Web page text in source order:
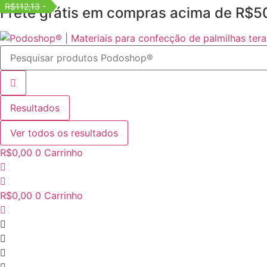
Ir
o
conteúdo
Frete grátis em compras acima de
Resultados
Ver todos os resultados
R$0,00 0 Carrinho
R$0,00 0 Carrinho
R$112,13-